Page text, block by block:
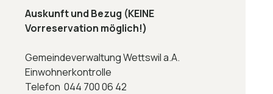
Auskunft und Bezug (KEINE
Vorreservation möglich!)
Gemeindeverwaltung Wettswil a.A.
Einwohnerkontrolle
Telefon 044 700 06 42